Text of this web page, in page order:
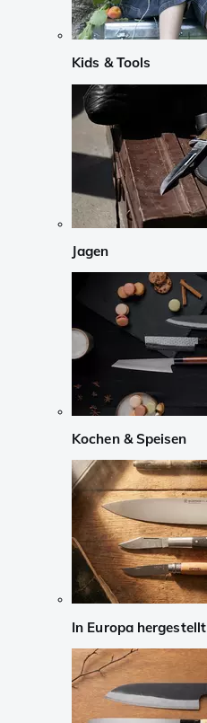
Kids & Tools
Jagen
Kochen & Speisen
In Europa hergestellt